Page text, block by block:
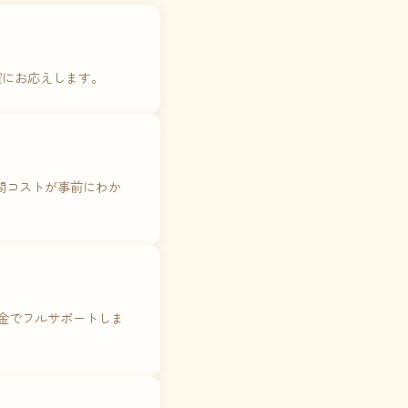
お応えします。
コストが事前にわか
でフルサポートしま